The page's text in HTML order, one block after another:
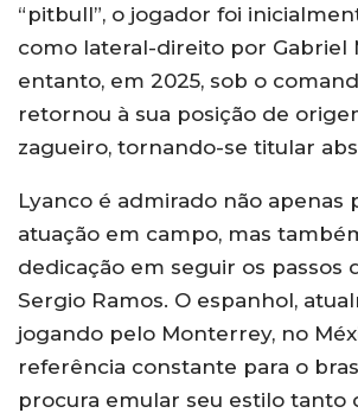
“pitbull”, o jogador foi
como lateral-direito por Gabriel
entanto, em 2025, sob o
retornou à sua posição de
zagueiro, tornando-se titular
Lyanco é admirado não apenas
atuação em campo, mas
dedicação em seguir os passos
Sergio Ramos. O espanhol,
jogando pelo Monterrey, no
referência constante para o
procura emular seu estilo tanto